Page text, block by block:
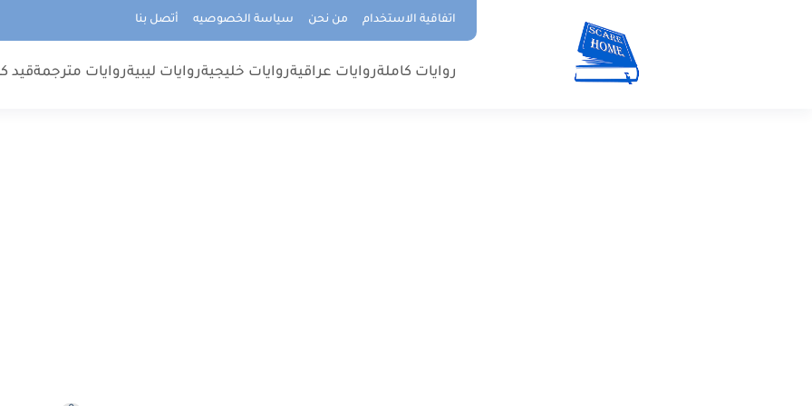
اتفاقية الاستخدام من نحن سياسة الخصوصيه أتصل بنا
روايات كاملةروايات عراقيةروايات خليجيةروايات ليبيةروايات مترجمةقيد